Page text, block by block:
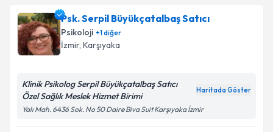
Psk. Serpil Büyükçatalbaş Satıcı
Psikoloji +1diğer
İzmir, Karşıyaka
Klinik Psikolog Serpil Büyükçatalbaş Satıcı
Özel Sağlık Meslek Hizmet Birimi
Haritada Göster
Yalı Mah. 6436 Sok. No 50 Daire Biva Suit Karşıyaka İzmir